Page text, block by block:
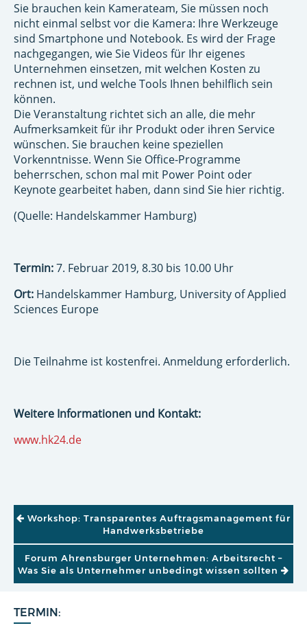
TERMIN:
Sie brauchen kein Kamerateam, Sie müssen noch
nicht einmal selbst vor die Kamera: Ihre Werkzeuge
sind Smartphone und Notebook. Es wird der Frage
nachgegangen, wie Sie Videos für Ihr eigenes
Unternehmen einsetzen, mit welchen Kosten zu
rechnen ist, und welche Tools Ihnen behilflich sein
können.
Die Veranstaltung richtet sich an alle, die mehr
Aufmerksamkeit für ihr Produkt oder ihren Service
wünschen. Sie brauchen keine speziellen
Vorkenntnisse. Wenn Sie Office-Programme
beherrschen, schon mal mit Power Point oder
Keynote gearbeitet haben, dann sind Sie hier richtig.
(Quelle: Handelskammer Hamburg)
Termin:7. Februar 2019, 8.30 bis 10.00 Uhr
Ort: Handelskammer Hamburg, University of Applied
Sciences Europe
Die Teilnahme ist kostenfrei. Anmeldung erforderlich.
Weitere Informationen und Kontakt:
www.hk24.de
BEITRAGSNAVIGATION
Workshop: Transparentes Auftragsmanagement für
Handwerksbetriebe
Forum Ahrensburger Unternehmen: Arbeitsrecht –
Was Sie als Unternehmer unbedingt wissen sollten